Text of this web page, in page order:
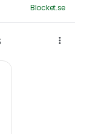
Blocket.se